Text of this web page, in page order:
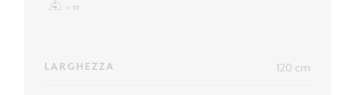
LARGHEZZA 120 cm